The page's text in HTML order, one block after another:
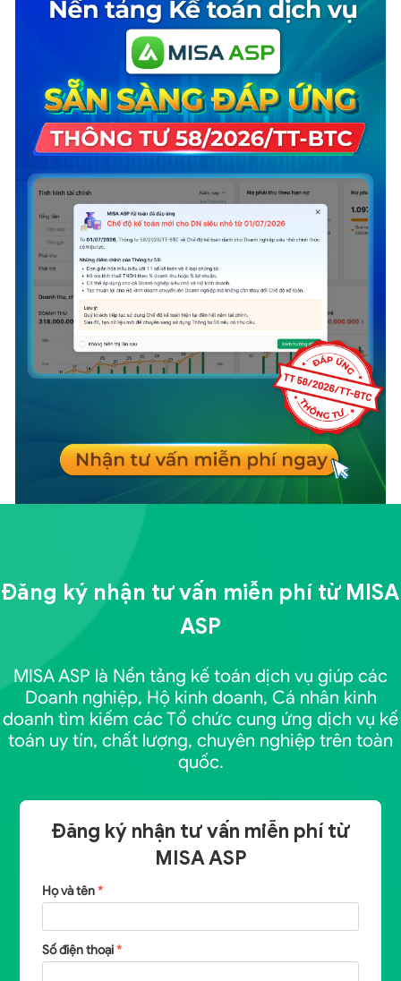
Đăng ký nhận tư vấn miễn phí từ MISA
ASP
MISA ASP là Nền tảng kế toán dịch vụ giúp các
Doanh nghiệp, Hộ kinh doanh, Cá nhân kinh
doanh tìm kiếm các Tổ chức cung ứng dịch vụ kế
toán uy tín, chất lượng, chuyên nghiệp trên toàn
quốc.
Đăng ký nhận tư vấn miễn phí từ
MISA ASP
Họ và tên*
Số điện thoại*